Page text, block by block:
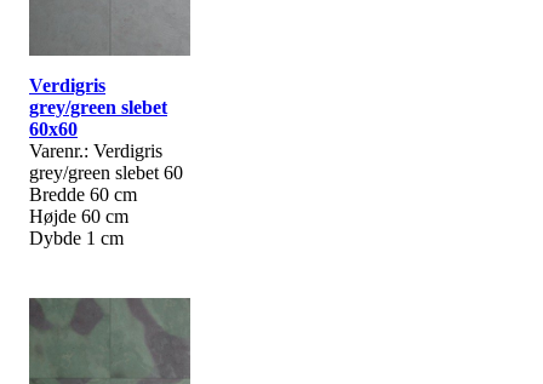
Verdigris
grey/green slebet
60x60
Varenr.: Verdigris
grey/green slebet 60
Bredde 60 cm
Højde 60 cm
Dybde 1 cm